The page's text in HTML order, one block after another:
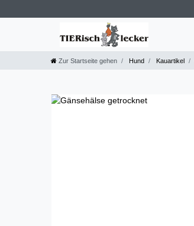
Zur Startseite gehen Hund Kauartikel